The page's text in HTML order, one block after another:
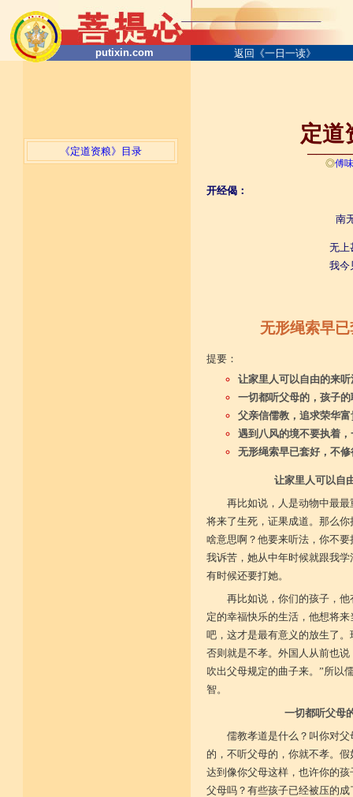
putixin.com 返回《一日一读》
《定道资粮》目录
定道
◎傅
开经偈：
南
无上
我今
无形绳索早
提要：
让家里人可以自由的来
一切都听父母的，孩子
父亲信儒教，追求荣华
遇到八风的境不要执着
无形绳索早已套好，不
让家里人可以自
再比如说，人是动物中最
将来了生死，证果成道。那么
啥意思啊？他要来听法，你不
我诉苦，她从中年时候就跟我
有时候还要打她。
再比如说，你们的孩子，
定的幸福快乐的生活，他想将
吧，这才是最有意义的放生了
否则就是不孝。外国人从前也
吹出父母规定的曲子来。”所以
智。
一切都听父母
儒教孝道是什么？叫你对
的，不听父母的，你就不孝。
达到像你父母这样，也许你的
父母吗？有些孩子已经被压的